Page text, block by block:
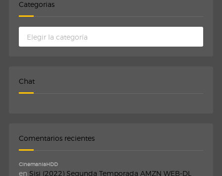
Categorias
Categorias
Chat
Comentarios recientes
CinemaniaHDD
en Sisi (2022) Segunda Temporada AMZN WEB-DL